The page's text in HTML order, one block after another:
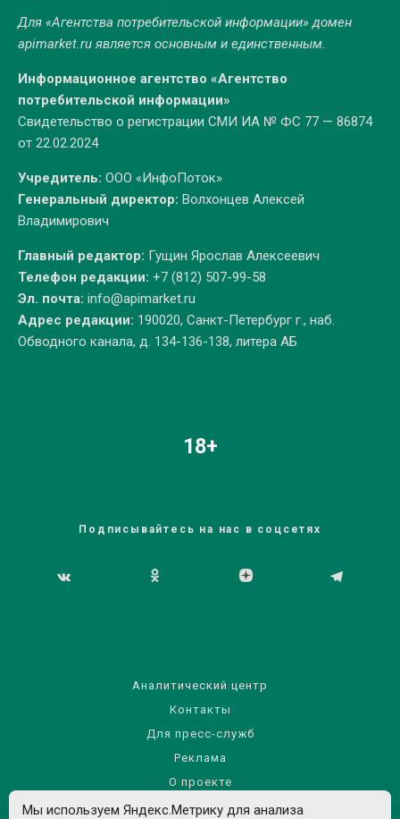
Для «Агентства потребительской информации» домен
apimarket.ruявляется основным и единственным.
Информационное агентство «Агентство
потребительской информации»
Свидетельство о регистрации СМИ ИА № ФС 77 — 86874
от 22.02.2024
Учредитель: ООО «ИнфоПоток»
Генеральный директор: Волхонцев Алексей
Владимирович
Главный редактор: Гущин Ярослав Алексеевич
Телефон редакции: +7 (812) 507-99-58
Эл. почта: info@apimarket.ru
Адрес редакции: 190020, Санкт-Петербург г., наб.
Обводного канала, д. 134-136-138, литера АБ
18+
Подписывайтесь на нас в соцсетях
Аналитический центр
Контакты
Для пресс-служб
Реклама
О проекте
Правила использования материалов сайта
Мы используем Яндекс.Метрику для анализа